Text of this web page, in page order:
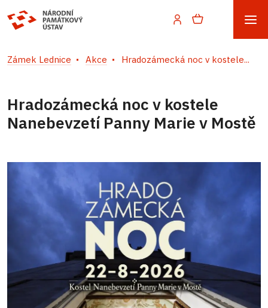
Zámek Lednice Akce Hradozámecká noc v kostele...
Hradozámecká noc v kostele
Nanebevzetí Panny Marie v Mostě